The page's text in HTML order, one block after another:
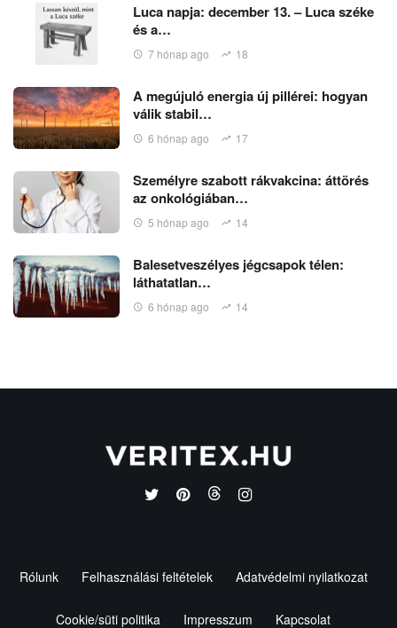
Luca napja: december 13. – Luca széke
és a…
7 hónap ago 18
A megújuló energia új pillérei: hogyan
válik stabil…
6 hónap ago 17
Személyre szabott rákvakcina: áttörés
az onkológiában…
5 hónap ago 14
Balesetveszélyes jégcsapok télen:
láthatatlan…
6 hónap ago 14
Rólunk Felhasználási feltételek Adatvédelmi nyilatkozat
Cookie/süti politika Impresszum Kapcsolat